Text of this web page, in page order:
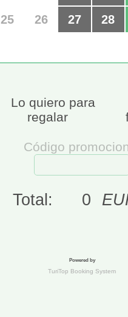
25 26 27 28
Lo quiero para
regalar
Código
Total: 0
Powered by
TuriTop Booking System